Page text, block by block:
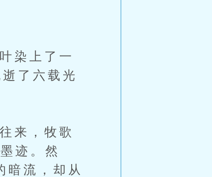
染上了一
了六载光
来，牧歌
迹。然
暗流，却从